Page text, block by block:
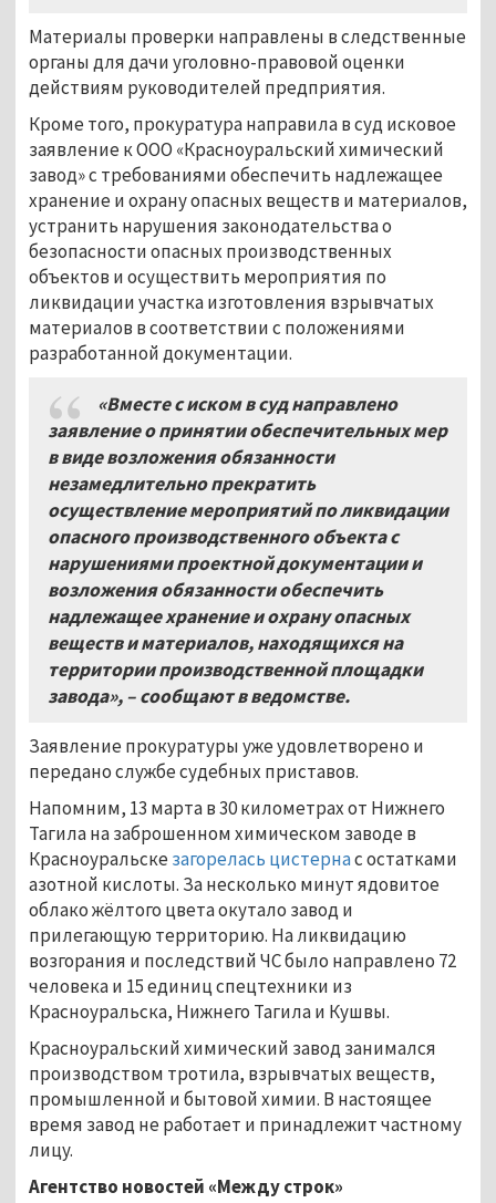
Материалы проверки направлены в следственные
органы для дачи уголовно-правовой оценки
действиям руководителей предприятия.
Кроме того, прокуратура направила в суд исковое
заявление к ООО «Красноуральский химический
завод» с требованиями обеспечить надлежащее
хранение и охрану опасных веществ и материалов,
устранить нарушения законодательства о
безопасности опасных производственных
объектов и осуществить мероприятия по
ликвидации участка изготовления взрывчатых
материалов в соответствии с положениями
разработанной документации.
«Вместе с иском в суд направлено
заявление о принятии обеспечительных мер
в виде возложения обязанности
незамедлительно прекратить
осуществление мероприятий по ликвидации
опасного производственного объекта с
нарушениями проектной документации и
возложения обязанности обеспечить
надлежащее хранение и охрану опасных
веществ и материалов, находящихся на
территории производственной площадки
завода», –сообщают в ведомстве.
Заявление прокуратуры уже удовлетворено и
передано службе судебных приставов.
Напомним, 13 марта в 30 километрах от Нижнего
Тагила на заброшенном химическом заводе в
Красноуральске загорелась цистернас остатками
азотной кислоты. За несколько минут ядовитое
облако жёлтого цвета окутало завод и
прилегающую территорию. На ликвидацию
возгорания и последствий ЧС было направлено 72
человека и 15 единиц спецтехники из
Красноуральска, Нижнего Тагила и Кушвы.
Красноуральский химический завод занимался
производством тротила, взрывчатых веществ,
промышленной и бытовой химии. В настоящее
время завод не работает и принадлежит частному
лицу.
Агентство новостей «Между строк»